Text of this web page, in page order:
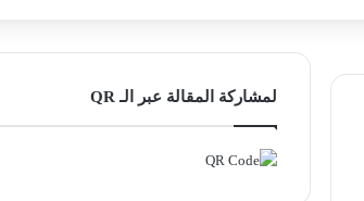
لمشاركة المقالة عبر الـ QR